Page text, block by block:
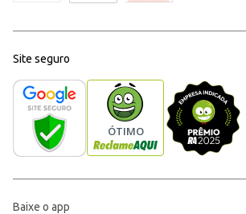
Site seguro
Baixe o app